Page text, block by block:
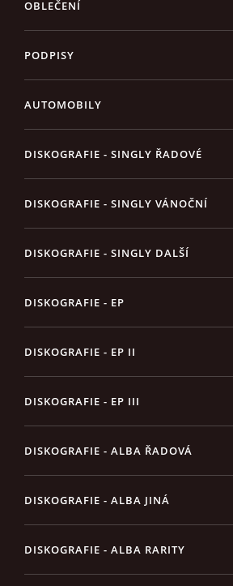
OBLEČENÍ
PODPISY
AUTOMOBILY
DISKOGRAFIE - SINGLY ŘADOVÉ
DISKOGRAFIE - SINGLY VÁNOČNÍ
DISKOGRAFIE - SINGLY DALŠÍ
DISKOGRAFIE - EP
DISKOGRAFIE - EP II
DISKOGRAFIE - EP III
DISKOGRAFIE - ALBA ŘADOVÁ
DISKOGRAFIE - ALBA JINÁ
DISKOGRAFIE - ALBA RARITY